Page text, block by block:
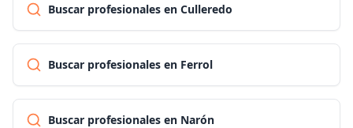
Buscar profesionales en Culleredo
Buscar profesionales en Ferrol
Buscar profesionales en Narón